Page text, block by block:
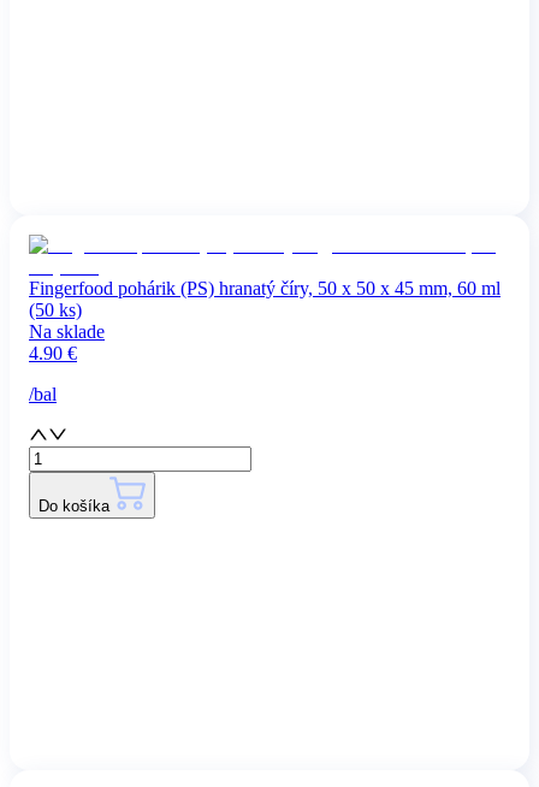
Fingerfood pohárik (PS) hranatý číry, 50 x 50 x 45 mm, 60 ml
(50 ks)
Na sklade
4.90 €
/bal
Do košíka